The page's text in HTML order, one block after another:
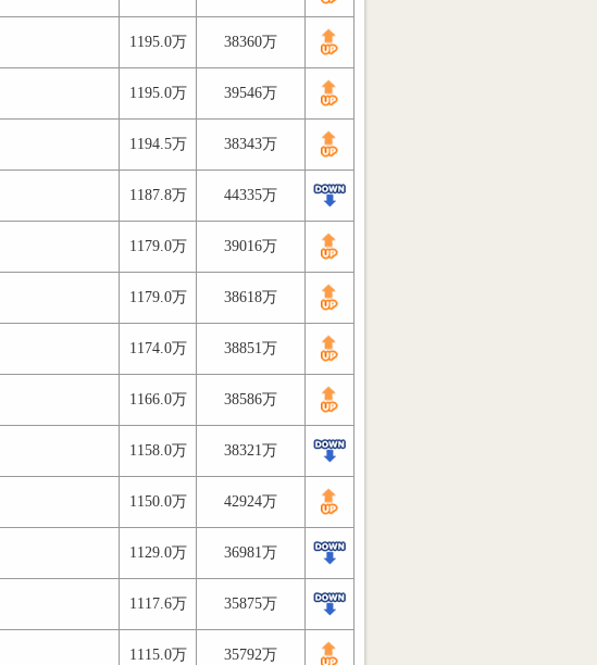
1195.0万 38360万
1195.0万 39546万
1194.5万 38343万
1187.8万 44335万
1179.0万 39016万
1179.0万 38618万
1174.0万 38851万
1166.0万 38586万
1158.0万 38321万
1150.0万 42924万
1129.0万 36981万
1117.6万 35875万
1115.0万 35792万